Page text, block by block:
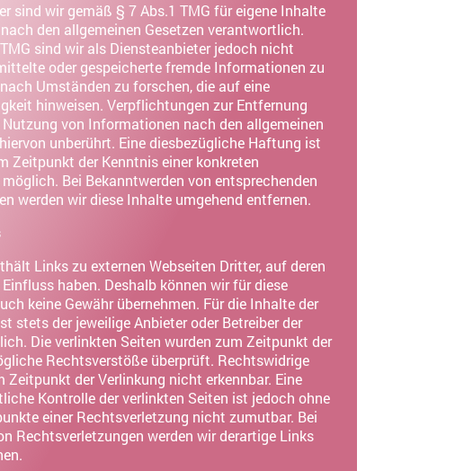
sind wir gemäß § 7 Abs.1 TMG für eigene Inhalte
den allgemeinen Gesetzen verantwortlich.
sind wir als Diensteanbieter jedoch nicht
oder gespeicherte fremde Informationen zu
Umständen zu forschen, die auf eine
hinweisen. Verpflichtungen zur Entfernung
Nutzung von Informationen nach den allgemeinen
unberührt. Eine diesbezügliche Haftung ist
Zeitpunkt der Kenntnis einer konkreten
Bei Bekanntwerden von entsprechenden
werden wir diese Inhalte umgehend entfernen.
Links zu externen Webseiten Dritter, auf deren
haben. Deshalb können wir für diese
keine Gewähr übernehmen. Für die Inhalte der
stets der jeweilige Anbieter oder Betreiber der
Die verlinkten Seiten wurden zum Zeitpunkt der
Rechtsverstöße überprüft. Rechtswidrige
Zeitpunkt der Verlinkung nicht erkennbar. Eine
Kontrolle der verlinkten Seiten ist jedoch ohne
einer Rechtsverletzung nicht zumutbar. Bei
Rechtsverletzungen werden wir derartige Links